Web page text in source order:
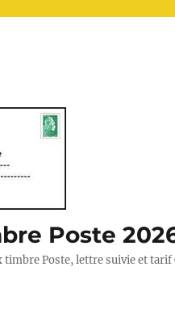
Poste
Poste, lettre suivie et